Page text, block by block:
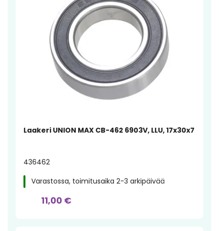
Laakeri UNION MAX CB-462 6903V, LLU, 17x30x7
436462
Varastossa, toimitusaika 2-3 arkipäivää
11,00 €